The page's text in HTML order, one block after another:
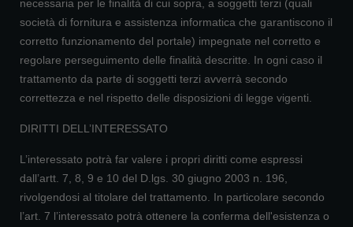
necessaria per le finalità di cui sopra, a soggetti terzi (quali
società di fornitura e assistenza informatica che garantiscono il
corretto funzionamento del portale) impegnate nel corretto e
regolare perseguimento delle finalità descritte. In ogni caso il
trattamento da parte di soggetti terzi avverrà secondo
correttezza e nel rispetto delle disposizioni di legge vigenti.
DIRITTI DELL’INTERESSATO
L’interessato potrà far valere i propri diritti come espressi
dall’artt. 7, 8, 9 e 10 del D.lgs. 30 giugno 2003 n. 196,
rivolgendosi al titolare del trattamento. In particolare secondo
l’art. 7 l’interessato potrà ottenere la conferma dell'esistenza o